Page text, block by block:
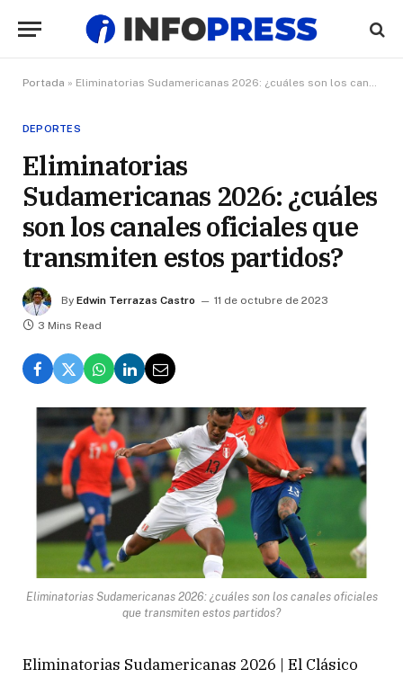
Portada » Eliminatorias Sudamericanas 2026: ¿cuáles son los canales oficiales que transmiten estos partidos?
DEPORTES
Eliminatorias
Sudamericanas 2026: ¿cuáles
son los canales oficiales que
transmiten estos partidos?
By Edwin Terrazas Castro
11 de octubre de 2023
3 Mins Read
Eliminatorias Sudamericanas 2026: ¿cuáles son los canales oficiales
que transmiten estos partidos?
Eliminatorias Sudamericanas 2026 | El Clásico